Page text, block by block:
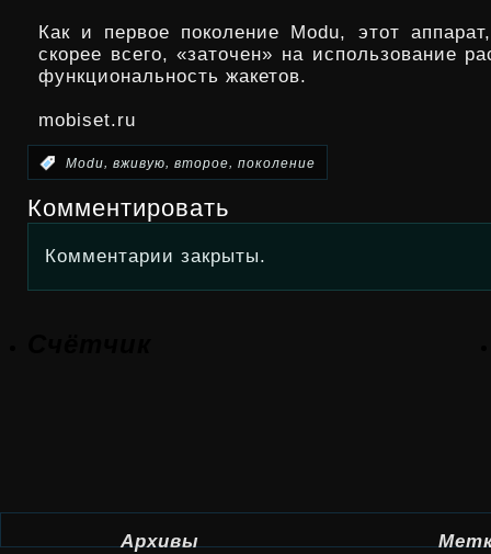
Как и первое поколение Modu, этот
скорее всего, «заточен» на использование
функциональность жакетов.
mobiset.ru
Modu, вживую, второе, поколение
Комментировать
Комментарии закрыты.
Архивы